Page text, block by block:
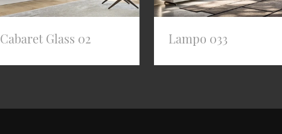
Cabaret Glass 02 Lampo 033